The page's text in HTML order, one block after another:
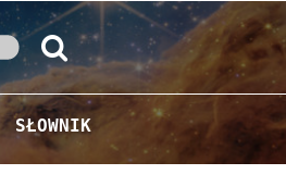
Szukaj:
Szukaj
SŁOWNIK